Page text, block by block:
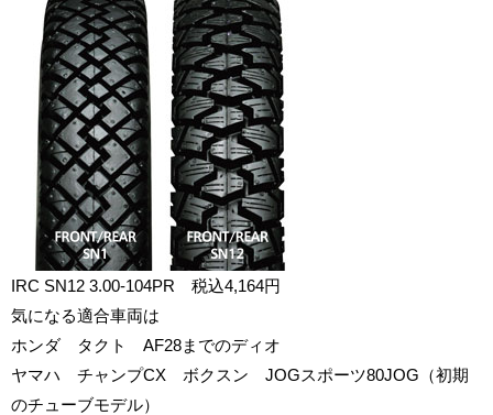
IRC SN12 3.00-104PR 税込4,164円
気になる適合車両は
ホンダ タクト AF28までのディオ
ヤマハ チャンプCX ボクスン JOGスポーツ80JOG （初期
のチューブモデル）